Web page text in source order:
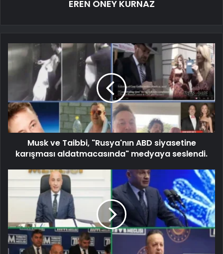
EREN ÖNEY KURNAZ
Musk ve Taibbi, "Rusya'nın ABD siyasetine
karışması aldatmacasında" medyaya seslendi.